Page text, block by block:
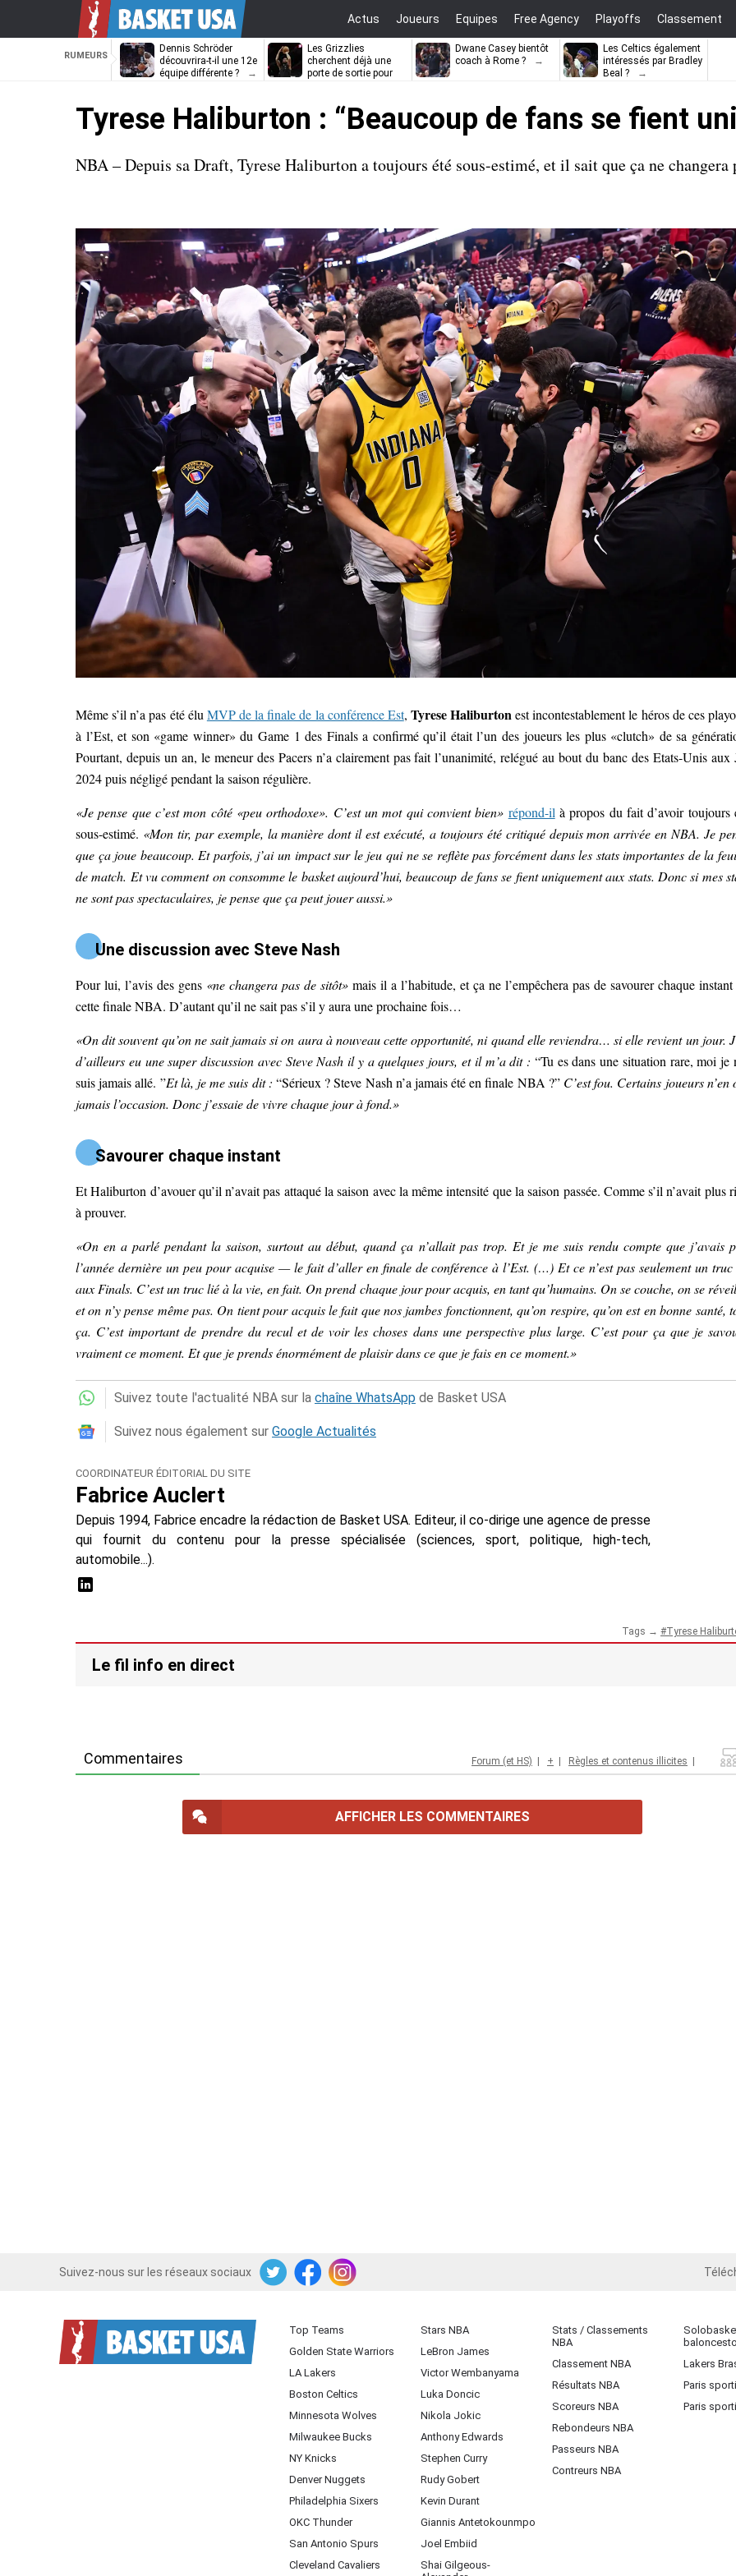
Actus Joueurs Equipes Free Agency Playoffs Classement
RUMEURS
Dennis Schröder
découvrira-t-il une 12e
équipe différente ?
Les Grizzlies
cherchent déjà une
porte de sortie pour
Dwane Casey bientôt
coach à Rome ?
Les Celtics également
intéressés par Bradley
Beal ?
Tyrese Haliburton : “Beaucoup de fans se fient
NBA – Depuis sa Draft, Tyrese Haliburton a toujours été sous-estimé, et il sait que ça ne changera
Même s’il n’a pas été élu MVP de la finale de la conférence Est, Tyrese Haliburtonest incontestablement le héros de ces
à l’Est, et son «game winner» du Game 1 des Finals a confirmé qu’il était l’un des joueurs les plus «clutch» de sa
Pourtant, depuis un an, le meneur des Pacers n’a clairement pas fait l’unanimité, relégué au bout du banc des Etats-Unis aux
2024 puis négligé pendant la saison régulière.
«Je pense que c’est mon côté «peu orthodoxe». C’est un mot qui convient bien» répond-il à propos du fait d’avoir toujours
sous-estimé. «Mon tir, par exemple, la manière dont il est exécuté, a toujours été critiqué depuis mon arrivée en NBA. Je
que ça joue beaucoup. Et parfois, j’ai un impact sur le jeu qui ne se reflète pas forcément dans les stats importantes de la
de match. Et vu comment on consomme le basket aujourd’hui, beaucoup de fans se fient uniquement aux stats. Donc si mes
ne sont pas spectaculaires, je pense que ça peut jouer aussi.»
Une discussion avec Steve Nash
Pour lui, l’avis des gens «ne changera pas de sitôt» mais il a l’habitude, et ça ne l’empêchera pas de savourer chaque
cette finale NBA. D’autant qu’il ne sait pas s’il y aura une prochaine fois…
«On dit souvent qu’on ne sait jamais si on aura à nouveau cette opportunité, ni quand elle reviendra… si elle revient un jour.
d’ailleurs eu une super discussion avec Steve Nash il y a quelques jours, et il m’a dit : “Tu es dans une situation rare, moi je
suis jamais allé. ”Et là, je me suis dit : “Sérieux ? Steve Nash n’a jamais été en finale NBA ?” C’est fou. Certains joueurs n’en
jamais l’occasion. Donc j’essaie de vivre chaque jour à fond.»
Savourer chaque instant
Et Haliburton d’avouer qu’il n’avait pas attaqué la saison avec la même intensité que la saison passée. Comme s’il n’avait plus
à prouver.
«On en a parlé pendant la saison, surtout au début, quand ça n’allait pas trop. Et je me suis rendu compte que j’avais
l’année dernière un peu pour acquise — le fait d’aller en finale de conférence à l’Est. (…) Et ce n’est pas seulement un
aux Finals. C’est un truc lié à la vie, en fait. On prend chaque jour pour acquis, en tant qu’humains. On se couche, on se
et on n’y pense même pas. On tient pour acquis le fait que nos jambes fonctionnent, qu’on respire, qu’on est en bonne santé,
ça. C’est important de prendre du recul et de voir les choses dans une perspective plus large. C’est pour ça que je
vraiment ce moment. Et que je prends énormément de plaisir dans ce que je fais en ce moment.»
Suivez toute l'actualité NBA sur la chaîne WhatsApp de Basket USA
Suivez nous également sur Google Actualités
COORDINATEUR ÉDITORIAL DU SITE
Fabrice Auclert
Depuis 1994, Fabrice encadre la rédaction de Basket USA. Editeur, il co-dirige une agence de presse
qui fournit du contenu pour la presse spécialisée (sciences, sport, politique, high-tech,
automobile...).
Tags → Tyrese
Le fil info en direct
Commentaires Forum (et HS) | + | Règles et contenus illicites |
AFFICHER LES COMMENTAIRES
Suivez-nous sur les réseaux sociaux
TwitterFacebookInstagram iOS
Top Teams
Golden State Warriors
LA Lakers
Boston Celtics
Minnesota Wolves
Milwaukee Bucks
NY Knicks
Denver Nuggets
Philadelphia Sixers
OKC Thunder
San Antonio Spurs
Cleveland Cavaliers
Stars NBA
LeBron James
Victor Wembanyama
Luka Doncic
Nikola Jokic
Anthony Edwards
Stephen Curry
Rudy Gobert
Kevin Durant
Giannis Antetokounmpo
Joel Embiid
Shai Gilgeous-
Stats / Classements
NBA
Classement NBA
Résultats NBA
Scoreurs NBA
Rebondeurs NBA
Passeurs NBA
Contreurs NBA
Lakers
Paris
Paris